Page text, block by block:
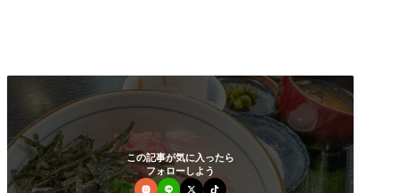
この記事が気に入ったら
フォローしよう